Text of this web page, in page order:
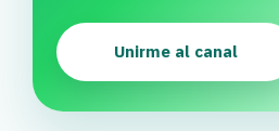
Unirme al canal